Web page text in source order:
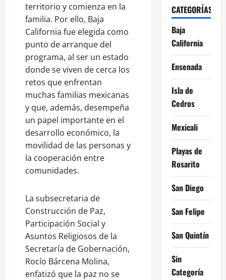
territorio y comienza en la
familia. Por ello, Baja
California fue elegida como
punto de arranque del
programa, al ser un estado
donde se viven de cerca los
retos que enfrentan
muchas familias mexicanas
y que, además, desempeña
un papel importante en el
desarrollo económico, la
movilidad de las personas y
la cooperación entre
comunidades.
La subsecretaria de
Construcción de Paz,
Participación Social y
Asuntos Religiosos de la
Secretaría de Gobernación,
Rocío Bárcena Molina,
enfatizó que la paz no se
CATEGORÍAS
Baja
California
Ensenada
Isla de
Cedros
Mexicali
Playas de
Rosarito
San Diego
San Felipe
San Quintín
Sin
Categoría